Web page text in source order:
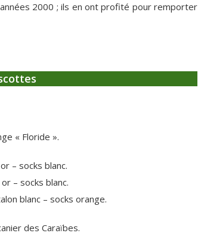
2000 ; ils en ont profité pour remporter
« Floride ».
– socks blanc.
– socks blanc.
blanc – socks orange.
des Caraïbes.